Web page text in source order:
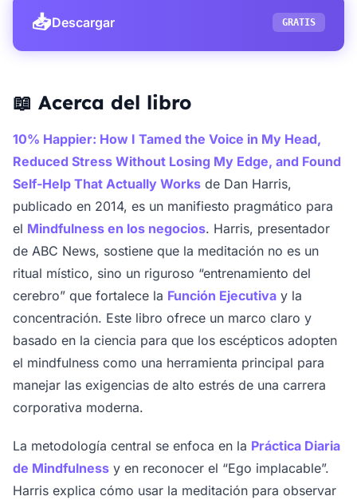
📥Descargar GRATIS
📖 Acerca del libro
10% Happier: How I Tamed the Voice in My Head,
Reduced Stress Without Losing My Edge, and Found
Self-Help That Actually Works de Dan Harris,
publicado en 2014, es un manifiesto pragmático para
el Mindfulness en los negocios. Harris, presentador
de ABC News, sostiene que la meditación no es un
ritual místico, sino un riguroso “entrenamiento del
cerebro” que fortalece la Función Ejecutiva y la
concentración. Este libro ofrece un marco claro y
basado en la ciencia para que los escépticos adopten
el mindfulness como una herramienta principal para
manejar las exigencias de alto estrés de una carrera
corporativa moderna.
La metodología central se enfoca en la Práctica Diaria
de Mindfulness y en reconocer el “Ego implacable”.
Harris explica cómo usar la meditación para observar